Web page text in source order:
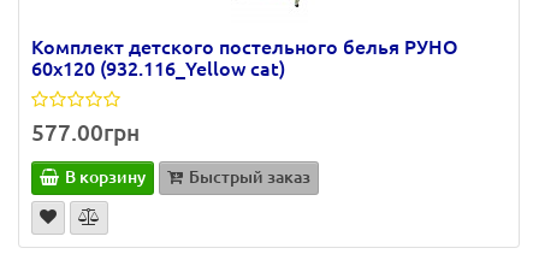
Комплект детского постельного белья РУНО
60х120 (932.116_Yellow cat)
577.00грн
В корзину Быстрый заказ